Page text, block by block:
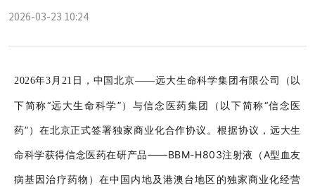
2026-03-23 10:24
2026年3 月 21 日，中国北京——远大生命科学集团有限公司（以
下简称“远大生命科学”）与信念医药集团（以下简称“信念医
药”）在北京正式签署独家商业化合作协议。根据协议，远大生
命科学获得信念医药在研产品——BBM-H803注射液（A型血友
病基因治疗药物）在中国内地及港澳台地区的独家商业化经营